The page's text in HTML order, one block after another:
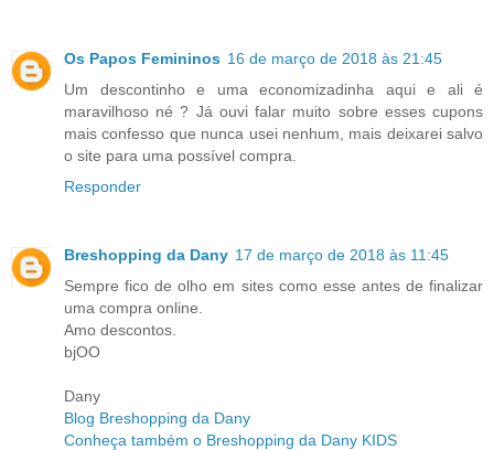
Os Papos Femininos 16 de março de 2018 às 21:45
Um descontinho e uma economizadinha aqui e ali é
maravilhoso né ? Já ouvi falar muito sobre esses cupons
mais confesso que nunca usei nenhum, mais deixarei salvo
o site para uma possível compra.
Responder
Breshopping da Dany 17 de março de 2018 às 11:45
Sempre fico de olho em sites como esse antes de finalizar
uma compra online.
Amo descontos.
bjOO
Dany
Blog Breshopping da Dany
Conheça também o Breshopping da Dany KIDS